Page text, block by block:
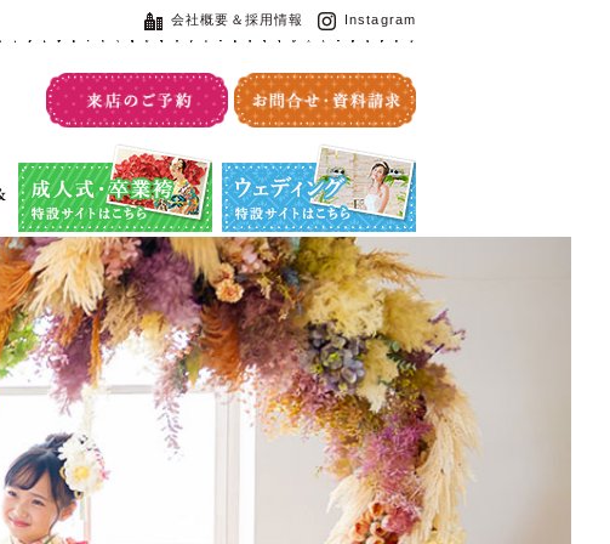
会社概要＆採用情報 Instagram
成人式・卒業袴特設サイト ウエディング特設サイト